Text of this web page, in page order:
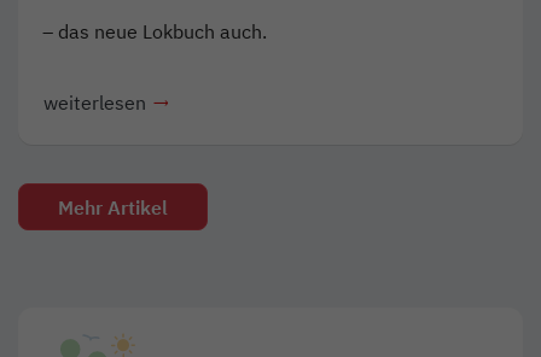
– das neue Lokbuch auch.
weiterlesen
Mehr Artikel